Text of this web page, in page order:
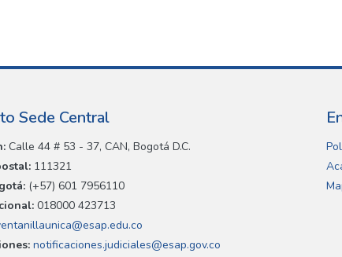
Sede Central
Calle 44 # 53 - 37, CAN, Bogotá D.C.
111321
(+57) 601 7956110
018000 423713
notificaciones.judiciales@esap.gov.co